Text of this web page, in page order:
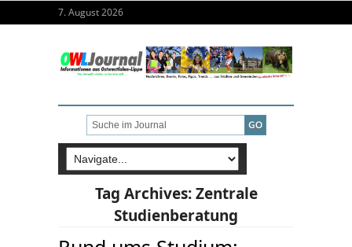
7. August 2026
Tag Archives:Zentrale
Studienberatung